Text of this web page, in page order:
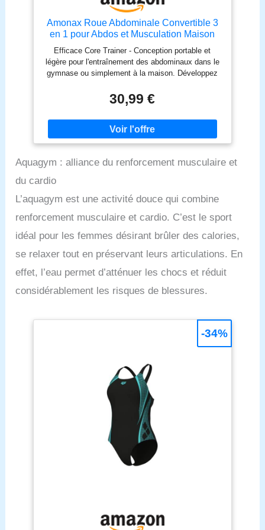
Amonax Roue Abdominale Convertible 3
en 1 pour Abdos et Musculation Maison
Efficace Core Trainer - Conception portable et
légère pour l'entraînement des abdominaux dans le
gymnase ou simplement à la maison. Développez
l'été! Dual Mode - Le support plus large du rouleau
ab donne plus de stabilité et de contrôle,
particulièrement utile pour les débutants. Déployez
en toute confiance en utilisant notre cadre de roue
robuste et une barre en métal solide extra épais.
roues pour avoir un support plus étroit pour un
transformant votre abdos en un superbe pack de
six. Qualité supérieure - Nos genouillères et nos
de qualité supérieure appelé TPE. Il offre un soutien
plus solide et un toucher plus doux. Garantie - Nous
offrons une garantie de 2 ans pour garantir la
jouissance à long terme de votre achat. Veuillez
préoccupation - nous sommes là pour vous aider.
30,99 €
Aquagym : alliance du renforcement musculaire et
du cardio
L’aquagym est une activité douce qui combine
renforcement musculaire et cardio. C’est le sport
idéal pour les femmes désirant brûler des calories,
se relaxer tout en préservant leurs articulations. En
effet, l’eau permet d’atténuer les chocs et réduit
considérablement les risques de blessures.
-34%